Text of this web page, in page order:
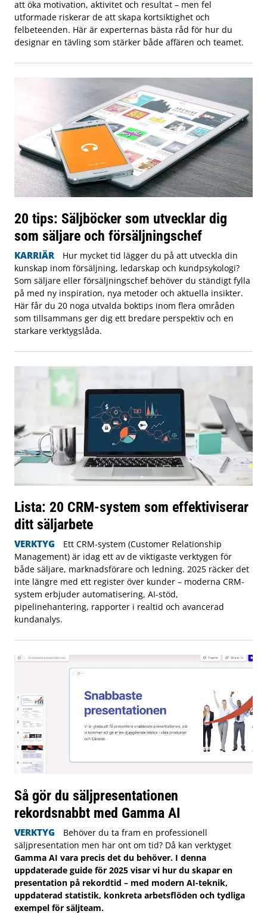
att öka motivation, aktivitet och resultat – men fel
utformade riskerar de att skapa kortsiktighet och
felbeteenden. Här är experternas bästa råd för hur du
designar en tävling som stärker både affären och teamet.
20 tips: Säljböcker som utvecklar dig
som säljare och försäljningschef
KARRIÄR
Hur mycket tid lägger du på att utveckla din
kunskap inom försäljning, ledarskap och kundpsykologi?
Som säljare eller försäljningschef behöver du ständigt fylla
på med ny inspiration, nya metoder och aktuella insikter.
Här får du 20 noga utvalda boktips inom flera områden
som tillsammans ger dig ett bredare perspektiv och en
starkare verktygslåda.
Lista: 20 CRM-system som effektiviserar
ditt säljarbete
VERKTYG
Ett CRM-system (Customer Relationship
Management) är idag ett av de viktigaste verktygen för
både säljare, marknadsförare och ledning. 2025 räcker det
inte längre med ett register över kunder – moderna CRM-
system erbjuder automatisering, AI-stöd,
pipelinehantering, rapporter i realtid och avancerad
kundanalys.
Så gör du säljpresentationen
rekordsnabbt med Gamma AI
VERKTYG
Behöver du ta fram en professionell
säljpresentation men har ont om tid? Då kan verktyget
Gamma AI vara precis det du behöver. I denna
uppdaterade guide för 2025 visar vi hur du skapar en
presentation på rekordtid – med modern AI-teknik,
uppdaterad statistik, konkreta arbetsflöden och tydliga
exempel för säljteam.